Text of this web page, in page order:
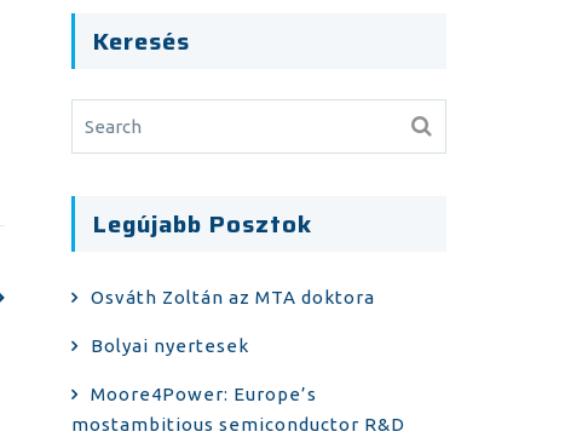
Keresés
Legújabb Posztok
Osváth Zoltán az MTA doktora
Bolyai nyertesek
Moore4Power: Europe’s
mostambitious semiconductor R&D